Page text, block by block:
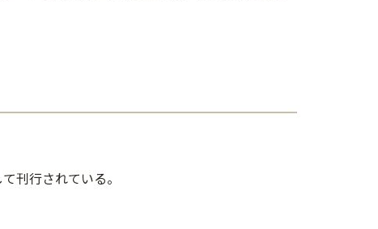
刊行されている。